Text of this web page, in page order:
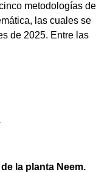
metodologías de
las cuales se
de 2025. Entre las
la planta Neem.